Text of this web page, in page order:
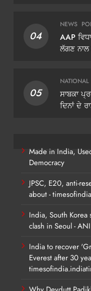
04
NEWS
AAP
ਲੱਗਣ
05
NATIONAL
ਸਾਬਕਾ
ਦਿਨਾਂ ਦੇ
Made in India,
Democracy
JPSC, E20, anti-
about -
India, South
clash in Seoul -
India to recover
Everest after 30